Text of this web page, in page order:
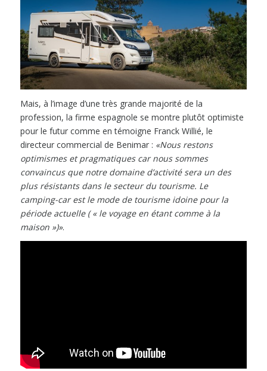
Mais, à l’image d’une très grande majorité de la
profession, la firme espagnole se montre plutôt optimiste
pour le futur comme en témoigne Franck Willié, le
directeur commercial de Benimar : «Nous restons
optimismes et pragmatiques car nous sommes
convaincus que notre domaine d’activité sera un des
plus résistants dans le secteur du tourisme. Le
camping-car est le mode de tourisme idoine pour la
période actuelle ( « le voyage en étant comme à la
maison »)».